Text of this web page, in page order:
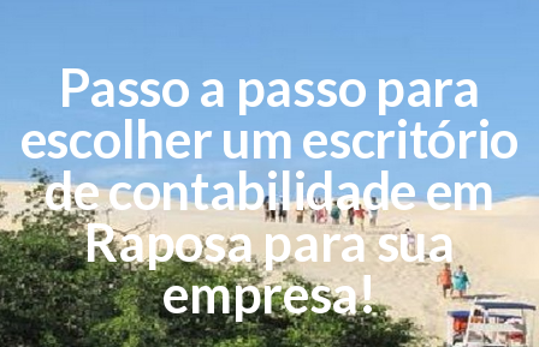
Passo a passo para
escolher um escritório
de contabilidade em
Raposa para sua
empresa!